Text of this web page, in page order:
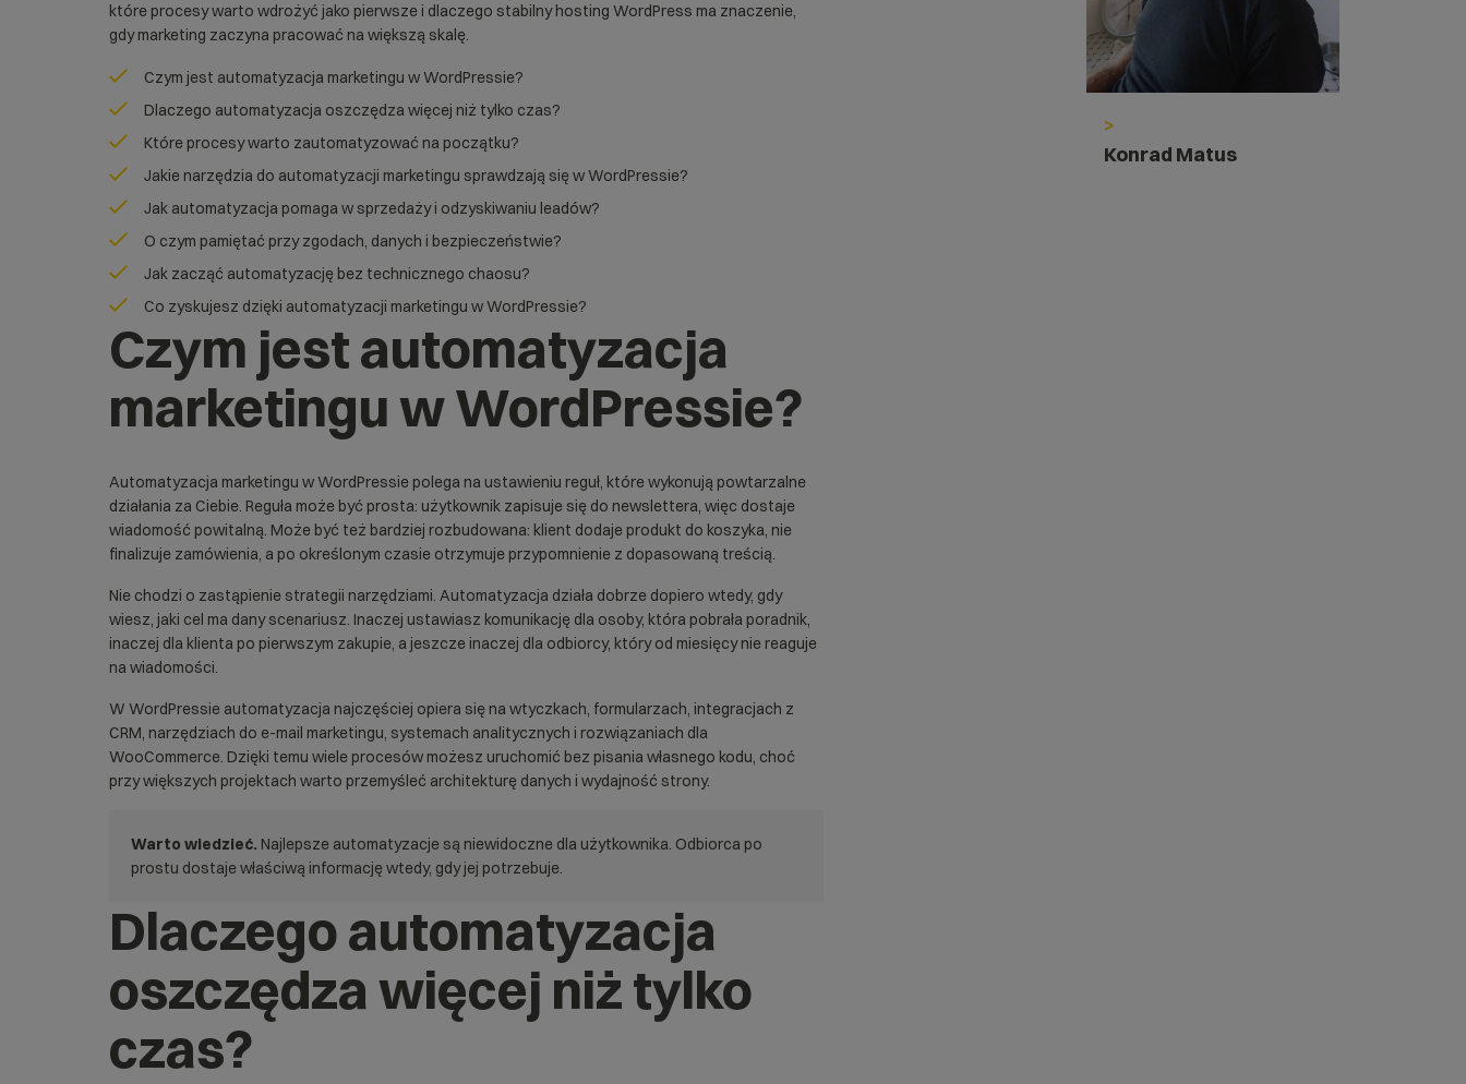
które procesy warto wdrożyć jako pierwsze i dlaczego stabilnyhosting WordPress ma znaczenie,
gdy marketing zaczyna pracować na większą skalę.
Czym jest automatyzacja marketingu w WordPressie?
Dlaczego automatyzacja oszczędza więcej niż tylko czas?
Które procesy warto zautomatyzować na początku?
Jakie narzędzia do automatyzacji marketingu sprawdzają się w WordPressie?
Jak automatyzacja pomaga w sprzedaży i odzyskiwaniu leadów?
O czym pamiętać przy zgodach, danych i bezpieczeństwie?
Jak zacząć automatyzację bez technicznego chaosu?
Co zyskujesz dzięki automatyzacji marketingu w WordPressie?
Czym jest automatyzacja
marketingu w WordPressie?
Automatyzacja marketingu w WordPressie polega na ustawieniu reguł, które wykonują powtarzalne
działania za Ciebie. Reguła może być prosta: użytkownik zapisuje się do newslettera, więc dostaje
wiadomość powitalną. Może być też bardziej rozbudowana: klient dodaje produkt do koszyka, nie
finalizuje zamówienia, a po określonym czasie otrzymuje przypomnienie z dopasowaną treścią.
Nie chodzi o zastąpienie strategii narzędziami. Automatyzacja działa dobrze dopiero wtedy, gdy
wiesz, jaki cel ma dany scenariusz. Inaczej ustawiasz komunikację dla osoby, która pobrała poradnik,
inaczej dla klienta po pierwszym zakupie, a jeszcze inaczej dla odbiorcy, który od miesięcy nie reaguje
na wiadomości.
W WordPressie automatyzacja najczęściej opiera się na wtyczkach, formularzach, integracjach z
CRM, narzędziach do e-mail marketingu, systemach analitycznych i rozwiązaniach dla
WooCommerce. Dzięki temu wiele procesów możesz uruchomić bez pisania własnego kodu, choć
przy większych projektach warto przemyśleć architekturę danych i wydajność strony.
Warto wiedzieć. Najlepsze automatyzacje są niewidoczne dla użytkownika. Odbiorca po
prostu dostaje właściwą informację wtedy, gdy jej potrzebuje.
Dlaczego automatyzacja
oszczędza więcej niż tylko
czas?
>
Konrad Matus